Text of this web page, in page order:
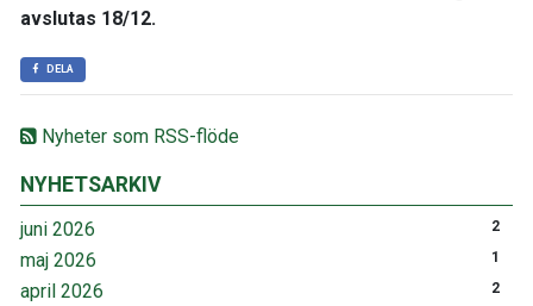
Nyheter som RSS-flöde
NYHETSARKIV
juni 2026 2
maj 2026 1
april 2026 2
avslutas 18/12.
DELA